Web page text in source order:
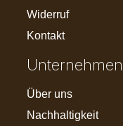
Widerruf
Kontakt
Unternehmen
Über uns
Nachhaltigkeit